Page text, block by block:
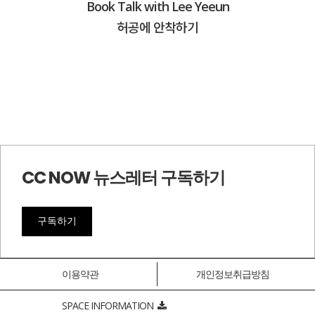
Book Talk with Lee Yeeun
허공에 안착하기
CC NOW 뉴스레터 구독하기
구독하기
이용약관 개인정보취급방침
SPACE INFORMATION